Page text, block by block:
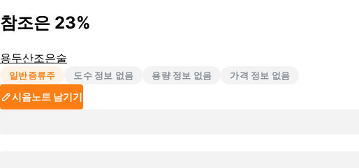
참조은 23%
용두산조은술
일반증류주 도수 정보 없음 용량 정보 없음 가격 정보 없음
시음노트 남기기